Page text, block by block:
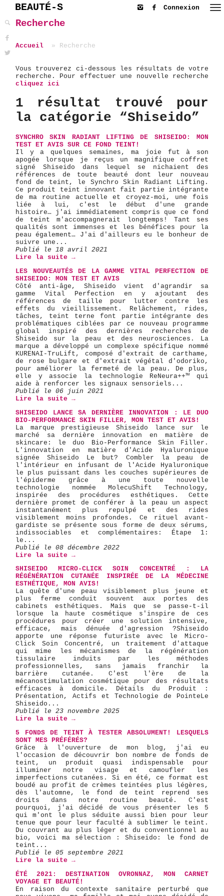
BEAUTÉ-S Connexion
Recherche
Accueil Recherche
Vous trouverez ci-dessous les résultats de votre
recherche. Pour effectuer une nouvelle recherche
cliquez ici
1 résultat trouvé pour
la catégorie “Shiseido”
SYNCHRO SKIN RADIANT LIFTING DE SHISEIDO: MON
TEST ET AVIS SUR CE FOND TEINT!
Il y a quelques semaines, ma joie fut à son
apogée lorsque je reçus un magnifique coffret
signé Shiseido dans lequel se nichaient des
références de toute beauté dont leur nouveau
fond de teint, le Synchro Skin Radiant Lifting.
Ce produit teint innovant fait partie intégrante
de ma routine actuelle et croyez-moi, une fois
liée à lui, c'est le début d'une grande
histoire… j'ai immédiatement compris que ce fond
de teint m'accompagnerait longtemps! Tant ses
qualités sont immenses et les bénéfices pour la
peau également… J'ai d'ailleurs eu le bonheur de
suivre une...
Publié le 18 avril 2021
Lire la suite →
LES NOUVEAUTÉS DE LA GAMME VITAL PERFECTION DE
SHISEIDO: MON TEST ET AVIS
Côté anti-âge, Shiseido vient d'agrandir sa
gamme Vital Perfection en y ajoutant des
références de taille pour lutter contre les
effets du vieillissement. Relâchement, rides,
tâches, teint terne font partie intégrante des
problématiques ciblées par ce nouveau programme
global inspiré des dernières recherches de
Shiseido sur la peau et des neurosciences. La
marque a développé un complexe spécifique nommé
KURENAI-TruLift, composé d'extrait de carthame,
de rose bulgare et d'extrait végétal d'odoriko,
pour améliorer la fermeté de la peau. De plus,
elle y associe la technologie ReNeura++™ qui
aide à renforcer les signaux sensoriels...
Publié le 06 juin 2021
Lire la suite →
SHISEIDO LANCE SA DERNIÈRE INNOVATION : LE DUO
BIO-PERFORMANCE SKIN FILLER, MON TEST ET AVIS!
La marque prestigieuse Shiseido lance sur le
marché sa dernière innovation en matière de
skincare: le duo Bio-Performance Skin Filler.
L'innovation en matière d'Acide Hyaluronique
signée Shiseido Le but? Combler la peau de
l'intérieur en infusant de l'Acide Hyaluronique
le plus puissant dans les couches supérieures de
l'épiderme grâce à une toute nouvelle
technologie nommée MolecuShift Technology,
inspirée des procédures esthétiques. Cette
dernière promet de conférer à la peau un aspect
instantanément plus repulpé et des rides
visiblement moins profondes. Ce rituel avant-
gardiste se présente sous forme de deux sérums,
indissociables et complémentaires: Étape 1:
le...
Publié le 08 décembre 2022
Lire la suite →
SHISEIDO MICRO-CLICK SOIN CONCENTRÉ : LA
RÉGÉNÉRATION CUTANÉE INSPIRÉE DE LA MÉDECINE
ESTHÉTIQUE, MON AVIS!
La quête d'une peau visiblement plus jeune et
plus ferme conduit souvent aux portes des
cabinets esthétiques. Mais que se passe-t-il
lorsque la haute cosmétique s'inspire de ces
procédures pour créer une solution intensive,
efficace, mais dénuée d'agression ? ​Shiseido
apporte une réponse futuriste avec le Micro-
Click Soin Concentré, un traitement d'attaque
qui mime les mécanismes de la régénération
tissulaire induits par les méthodes
professionnelles, sans jamais franchir la
barrière cutanée. C'est l'ère de la
mécanostimulation cosmétique pour des résultats
efficaces à domicile. ​ Détails du Produit :
Présentation, Actifs et Technologie de Pointe ​Le
Shiseido...
Publié le 23 novembre 2025
Lire la suite →
5 FONDS DE TEINT À TESTER ABSOLUMENT! LESQUELS
SONT MES PRÉFÉRÉS?
Grâce à l'ouverture de mon blog, j'ai eu
l'occasion de découvrir bon nombre de fonds de
teint, un produit quasi indispensable pour
illuminer notre visage et camoufler les
imperfections cutanées. Si en été, ce format est
boudé au profit de crèmes teintées plus légères,
dès l'automne, le fond de teint reprend ses
droits dans notre routine beauté. C'est
pourquoi, j'ai décidé de vous présenter les 5
qui m'ont le plus séduite aussi bien pour leur
tenue que pour leur faculté à sublimer le teint.
Du couvrant au plus léger et du conventionnel au
bio, voici ma sélection : Shiseido: le fond de
teint...
Publié le 05 septembre 2021
Lire la suite →
ÉTÉ 2021: DESTINATION OVRONNAZ, MON CARNET
VOYAGE ET BEAUTÉ!
En raison du contexte sanitaire perturbé que